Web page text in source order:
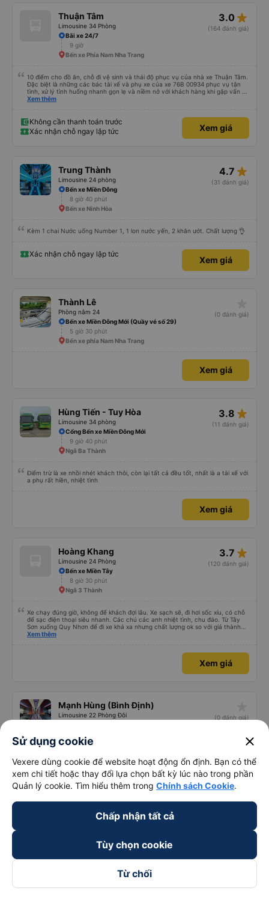
Thuận Tâm
Limousine 34 Phòng
3.0 star_rate
(164 đánh giá)
Bãi xe 24/7
9 giờ
Bến xe Phía Nam Nha Trang
10 điểm cho đồ ăn, chỗ đi vệ sinh và thái độ phục vụ của nhà xe Thuận Tâm.
Đặc biệt là những các bác tài xế và phụ xe của xe 76B 00934 phục vụ tận
tình, xử lý tình huống nhanh gọn lẹ và niềm nở với khách hàng khi gặp vấn đề
không may. Mình đặt xe lúc 6:00 không may không gửi được xe máy ở lại,
Xem thêm
Không cần thanh toán trước
Xác nhận chỗ ngay lập tức
Xem giá
Trung Thành
Limousine 24 phòng
4.7 star_rate
(31 đánh giá)
Bến xe Miền Đông
8 giờ 40 phút
Bến xe Ninh Hòa
Kèm 1 chai Nước uống Number 1, 1 lon nước yến, 2 khăn ướt. Chất lượng 👌
Xác nhận chỗ ngay lập tức
Xem giá
Thành Lê
Phòng nằm 24
(0 đánh giá)
Bến xe Miền Đông Mới (Quầy vé số 29)
5 giờ 30 phút
Bến xe phía Nam Nha Trang
Xem giá
Hùng Tiến - Tuy Hòa
Limousine 34 phòng
3.8 star_rate
(11 đánh giá)
Cổng Bến xe Miền Đông Mới
9 giờ 40 phút
Ngã Ba Thành
Điểm trừ là xe nhồi nhét khách thôi, còn lại tất cả đều tốt, nhất là a tài xế với
a phụ rất hiền, nhiệt tình
Xem giá
Hoàng Khang
Limousine 24 Phòng
3.7 star_rate
(120 đánh giá)
Bến xe Miền Tây
8 giờ 30 phút
Ngã 3 Thành
Xe chạy đúng giờ, không để khách đợi lâu. Xe sạch sẽ, đi hơi sốc xíu, có chỗ
để sạc điện thoại siêu nhanh. Các chú các anh nhiệt tình, chu đáo. Từ Tây
Sơn xuống Quy Nhơn để đi xe khá xa nhưng chất lượng ok so với giá thành
chung.
Xem thêm
Xem giá
Mạnh Hùng (Bình Định)
Limousine 22 Phòng Đôi
(0 đánh giá)
Ngã 3 Thành
Xem giá
Hoàng Huy
6 giờ 50 phút
Sử dụng cookie close
Vexere dùng cookie để website hoạt động ổn định. Bạn có thể
xem chi tiết hoặc thay đổi lựa chọn bất kỳ lúc nào trong phần
Quản lý cookie. Tìm hiểu thêm trong Chính sách Cookie.
Chấp nhận tất cả
Tùy chọn cookie
Từ chối